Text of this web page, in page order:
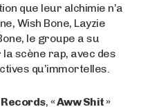
que leur alchimie n’a
Wish Bone, Layzie
le groupe a su
scène rap, avec des
qu’immortelles.
, « Aww Shit »